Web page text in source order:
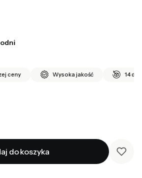
ceny Wysoka jakość 14 dni
do koszyka